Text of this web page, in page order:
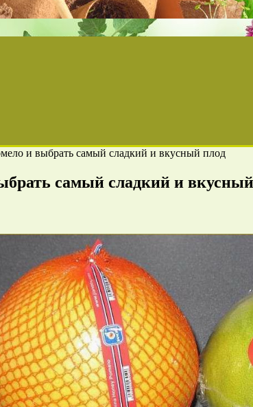
и выбрать самый сладкий и вкусный плод
самый сладкий и